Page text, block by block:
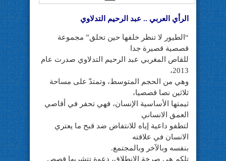
الرأي العربي .. عبد الرحيم التدلاوي
“الطيور لا تنظر خلفها حين تحلق” مجموعة
قصصية قصيرة جدا
للقاص المغربي عبد الرحيم التدلاوي صدرت عام
2013،
وهي من الحجم المتوسط، وتمتدّ على مساحة
ثلاثين نصا قصصيا،
ثيمتها الأساسية الإنسان، فهي تحفر في أقاصي
العمق الانساني
لتطفو داعية إياه للانتفاض ضد قبح ما يعتري
الانسان في علاقته
بنفسه وبالآخر وبالمجتمع.
تلكم هي صرخة الانطلاق، دعوة تتشربها قصص